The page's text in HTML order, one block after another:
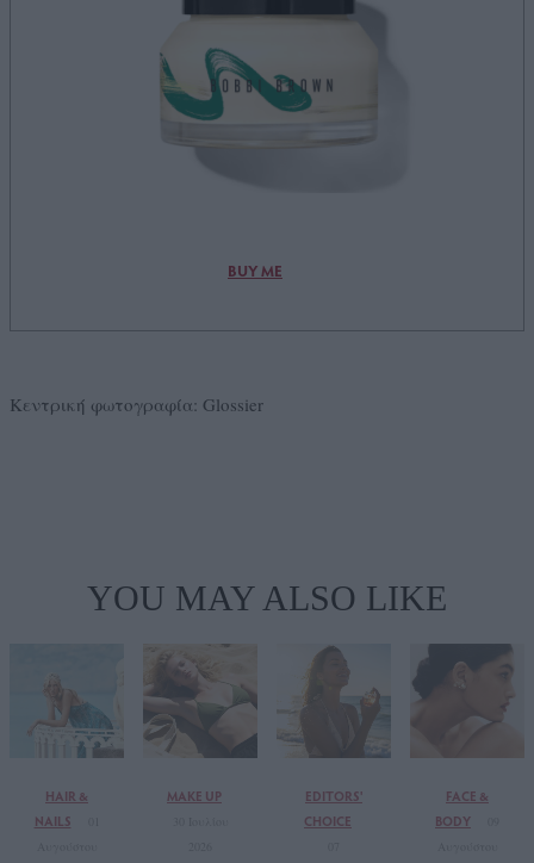
BUY ME
Κεντρική φωτογραφία: Glossier
YOU MAY ALSO LIKE
HAIR &
NAILS
MAKE UP
EDITORS'
CHOICE
FACE &
BODY